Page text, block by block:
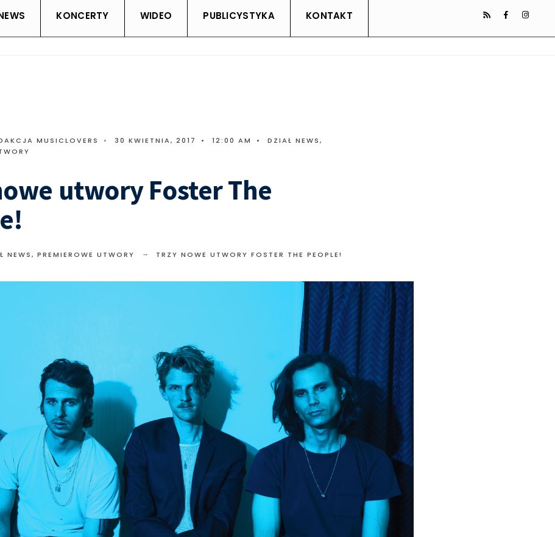
KONCERTY WIDEO PUBLICYSTYKA KONTAKT
MUSICLOVERS • 30 KWIETNIA, 2017 • 12:00 AM • DZIAŁ NEWS,
utwory Foster The
NEWS, PREMIEROWE UTWORY TRZY NOWE UTWORY FOSTER THE PEOPLE!